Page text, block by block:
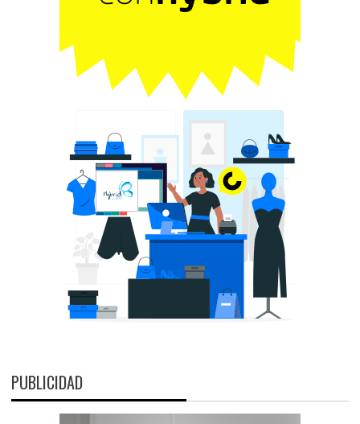
PUBLICIDAD